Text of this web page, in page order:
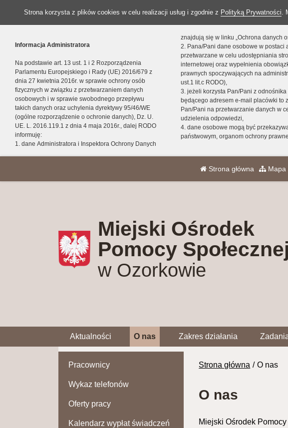
Strona korzysta z plików cookies w celu realizacji usług i zgodnie z Polityką Prywatności.
Informacja Administratora
Na podstawie art. 13 ust. 1 i 2 Rozporządzenia
Parlamentu Europejskiego i Rady (UE) 2016/679 z
dnia 27 kwietnia 2016r. w sprawie ochrony osób
fizycznych w związku z przetwarzaniem danych
osobowych i w sprawie swobodnego przepływu
takich danych oraz uchylenia dyrektywy 95/46/WE
(ogólne rozporządzenie o ochronie danych), Dz. U.
UE. L. 2016.119.1 z dnia 4 maja 2016r., dalej RODO
informuję:
1. dane Administratora i Inspektora Ochrony Danych
znajdują się w linku „Ochrona danych
2. Pana/Pani dane osobowe w postaci
przetwarzane w celu udostępniania
internetowej oraz wypełnienia
prawnych spoczywających na
ust.1 lit.c RODO),
3. jeżeli korzysta Pan/Pani z odnośnika
będącego adresem e-mail placówki to
Pan/Pani na przetwarzanie danych w
udzielenia odpowiedzi,
4. dane osobowe mogą być
państwowym, organom ochrony
Strona główna Mapa
Miejski Ośrodek
Pomocy Społecznej
w Ozorkowie
Aktualności O nas Zakres działania
Strona główna O nas
O nas
Miejski Ośrodek
Pracownicy
Wykaz telefonów
Oferty pracy
Kalendarz wypłat świadczeń